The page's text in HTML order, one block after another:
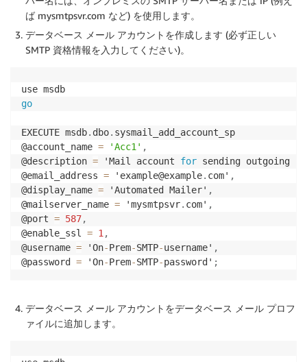
ば mysmtpsvr.com など) を使用します。
データベース メール アカウントを作成します (必ず正しい
SMTP 資格情報を入力してください)。
go
EXECUTE msdb. dbo. sysmail_add_account_sp
@account_name = 'Acc1' ,
@description = 'Mail account for sending outgoing
@email_address = 'example@example. com' ,
@display_name = 'Automated Mailer' ,
@mailserver_name = 'mysmtpsvr. com' ,
@port = 587,
@enable_ssl = 1 ,
@username = 'On-Prem-SMTP-username' ,
@password = 'On-Prem-SMTP-password' ;
データベース メール アカウントをデータベース メール プロフ
ァイルに追加します。